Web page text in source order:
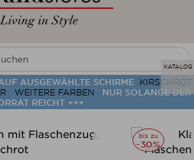
AUSGEWÄHLTE SCHIRME KIRSCHROT
WEITERE FARBEN
NUR SOLANGE DER
REICHT +++
bis zu
-30%
KATALOG